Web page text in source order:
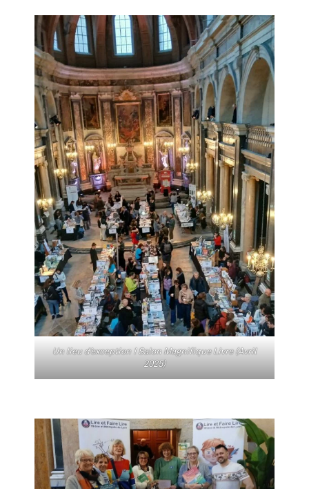
Un lieu d’exception ! Salon Magnifique Livre (Avril
2025)